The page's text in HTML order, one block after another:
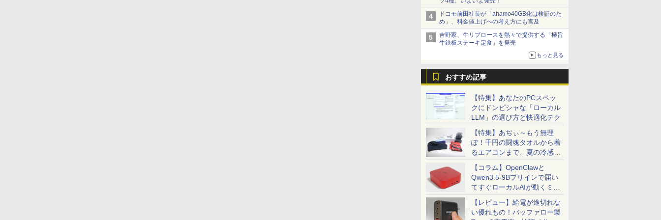
ドコモ前田社長が「ahamo40GB化は検証のた
め」、料金値上げへの考え方にも言及
吉野家、牛リブロースを熱々で提供する「極旨
牛鉄板ステーキ定食」を発売
もっと見る
おすすめ記事
【特集】あなたのPCスペッ
クにドンピシャな「ローカル
LLM」の選び方と快適化テク
【特集】あぢぃ～もう無理
ぽ！千円の闘魂タオルから着
るエアコンまで、夏の冷感グ
ッズ一挙紹介
【コラム】OpenClawと
Qwen3.5-9Bプリインで届い
てすぐローカルAIが動くミニ
PC「SER9 Pro」
【レビュー】給電が途切れな
い優れもの！バッファロー製